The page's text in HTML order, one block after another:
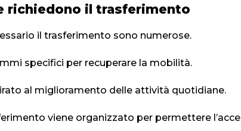
richiedono il trasferimento
il trasferimento sono numerose.
specifici per recuperare la mobilità.
al miglioramento delle attività quotidiane.
viene organizzato per permettere